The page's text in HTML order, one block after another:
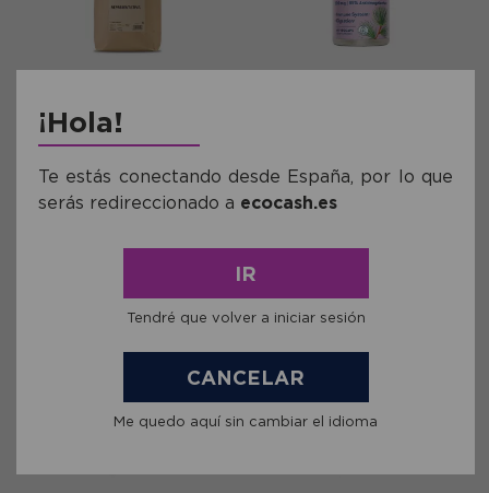
Anís Grano Granel Naturcid
1Kg
13,27€ 29,48€
¡Hola!
Te estás conectando desde España, por lo que
serás redireccionado a ecocash.es
IR
Tendré que volver a iniciar sesión
CANCELAR
Me quedo aquí sin cambiar el idioma